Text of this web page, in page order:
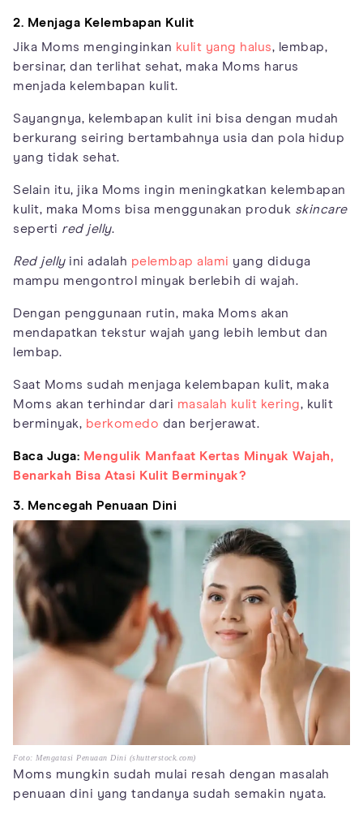
2. Menjaga Kelembapan Kulit
Jika Moms menginginkan kulit yang halus, lembap,
bersinar, dan terlihat sehat, maka Moms harus
menjada kelembapan kulit.
Sayangnya, kelembapan kulit ini bisa dengan mudah
berkurang seiring bertambahnya usia dan pola hidup
yang tidak sehat.
Selain itu, jika Moms ingin meningkatkan kelembapan
kulit, maka Moms bisa menggunakan produk skincare
seperti red jelly.
Red jellyini adalah pelembap alami yang diduga
mampu mengontrol minyak berlebih di wajah.
Dengan penggunaan rutin, maka Moms akan
mendapatkan tekstur wajah yang lebih lembut dan
lembap.
Saat Moms sudah menjaga kelembapan kulit, maka
Moms akan terhindar dari masalah kulit kering, kulit
berminyak, berkomedo dan berjerawat.
Baca Juga: Mengulik Manfaat Kertas Minyak Wajah,
Benarkah Bisa Atasi Kulit Berminyak?
3. Mencegah Penuaan Dini
Foto: Mengatasi Penuaan Dini (shutterstock.com)
Moms mungkin sudah mulai resah dengan masalah
penuaan dini yang tandanya sudah semakin nyata.